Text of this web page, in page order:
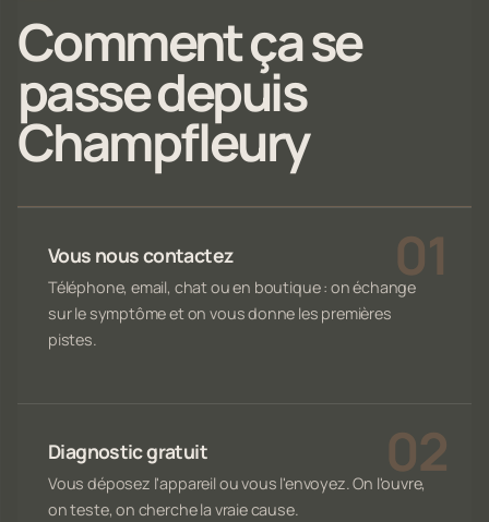
Comment ça se
passe depuis
Champfleury
Vous nous contactez
Téléphone, email, chat ou en boutique : on échange
sur le symptôme et on vous donne les premières
pistes.
Diagnostic gratuit
Vous déposez l'appareil ou vous l'envoyez. On l'ouvre,
on teste, on cherche la vraie cause.